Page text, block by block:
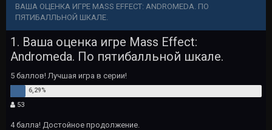
ВАША ОЦЕНКА ИГРЕ MASS EFFECT: ANDROMEDA. ПО
ПЯТИБАЛЛЬНОЙ ШКАЛЕ.
1. Ваша оценка игре Mass Effect:
Andromeda. По пятибалльной шкале.
5 баллов! Лучшая игра в серии!
53
4 балла! Достойное продолжение.